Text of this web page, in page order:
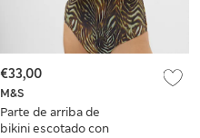
M&S
Parte de arriba de
bikini escotado con
€33,00